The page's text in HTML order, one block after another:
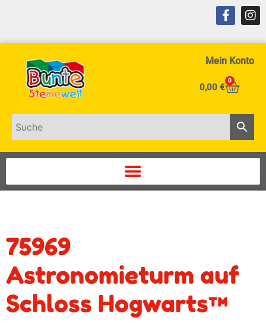
Mein Konto
0,00 €
0
75969
Astronomieturm auf
Schloss Hogwarts™